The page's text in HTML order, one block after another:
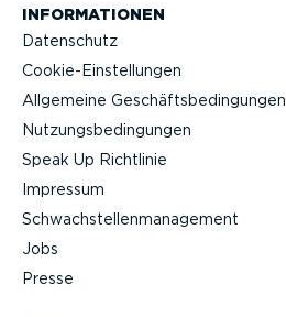
INFOR­MA­TIONEN
Datenschutz
Cookie-Ein­stel­lungen
Allgemeine Geschäfts­be­din­gungen
Nutzungs­be­din­gungen
Speak Up Richtlinie
Impressum
Schwach­stel­len­ma­nagement
Jobs
Presse